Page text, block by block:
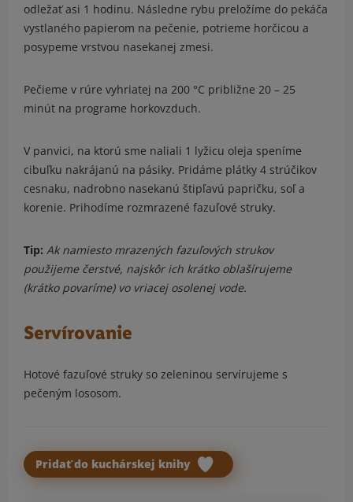
odležať asi 1 hodinu. Následne rybu preložíme do pekáča
vystlaného papierom na pečenie, potrieme horčicou a
posypeme vrstvou nasekanej zmesi.
Pečieme v rúre vyhriatej na 200 °C približne 20 – 25
minút na programe horkovzduch.
V panvici, na ktorú sme naliali 1 lyžicu oleja speníme
cibuľku nakrájanú na pásiky. Pridáme plátky 4 strúčikov
cesnaku, nadrobno nasekanú štipľavú papričku, soľ a
korenie. Prihodíme rozmrazené fazuľové struky.
Tip: Ak namiesto mrazených fazuľových strukov
použijeme čerstvé, najskôr ich krátko oblašírujeme
(krátko povaríme) vo vriacej osolenej vode.
Servírovanie
Hotové fazuľové struky so zeleninou servírujeme s
pečeným lososom.
Pridať do kuchárskej knihy